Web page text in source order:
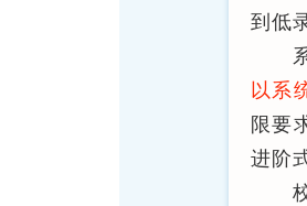
到低
以系
限要
进阶